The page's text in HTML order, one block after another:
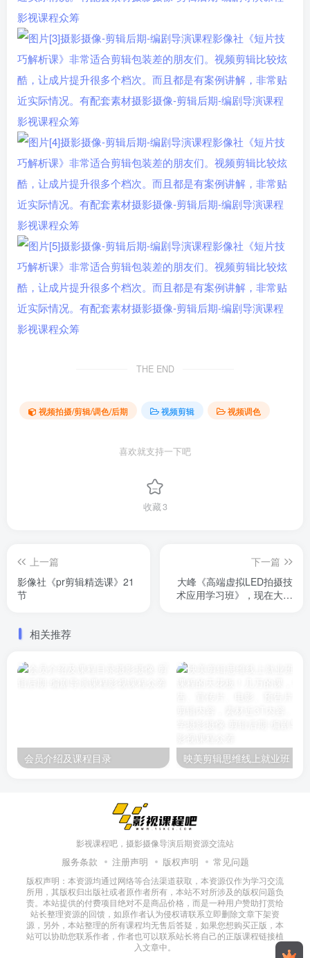
THE END
视频拍摄/剪辑/调色/后期 视频剪辑 视频调色
喜欢就支持一下吧
收藏3
上一篇
影像社《pr剪辑精选课》21
节
下一篇
大峰《高端虚拟LED拍摄技
术应用学习班》，现在大部
相关推荐
会员介绍及课程目录
影视课程吧，摄影摄像导演后期资源交流站
服务条款 注册声明 版权声明 常见问题
版权声明：本资源均通过网络等合法渠道获取，本资源仅作为学习交流
所用，其版权归出版社或者原作者所有，本站不对所涉及的版权问题负
责。本站提供的付费项目绝对不是商品价格，而是一种用户赞助打赏给
站长整理资源的回馈，如原作者认为侵权请联系立即删除文章下架资
源，另外，本站整理的所有课程均无售后答疑，如果您想购买正版，本
站可以协助您联系作者，作者也可以联系站长将自己的正版课程链接植
入文章中。